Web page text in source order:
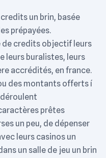
un brin, basée
prépayées.
credits objectif leurs
leurs buralistes, leurs
accrédités, en france.
des montants offerts í
prêtes
un peu, de dépenser
leurs casinos un
un salle de jeu un brin